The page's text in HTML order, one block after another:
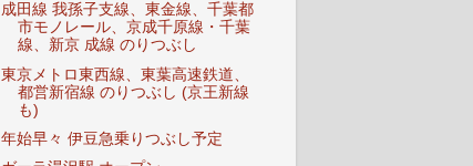
成田線 我孫子支線、東金線、千葉都
市モノレール、京成千原線・千葉
線、新京 成線 のりつぶし
東京メトロ東西線、東葉高速鉄道、
都営新宿線 のりつぶし (京王新線
も)
年始早々 伊豆急乗りつぶし予定